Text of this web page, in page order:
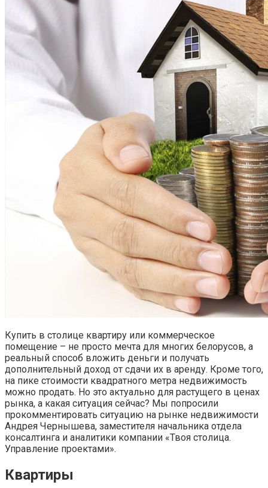
Купить в столице квартиру или коммерческое
помещение – не просто мечта для многих белорусов, а
реальный способ вложить деньги и получать
дополнительный доход от сдачи их в аренду. Кроме того,
на пике стоимости квадратного метра недвижимость
можно продать. Но это актуально для растущего в ценах
рынка, а какая ситуация сейчас? Мы попросили
прокомментировать ситуацию на рынке недвижимости
Андрея Чернышева, заместителя начальника отдела
консалтинга и аналитики компании «Твоя столица.
Управление проектами».
Квартиры